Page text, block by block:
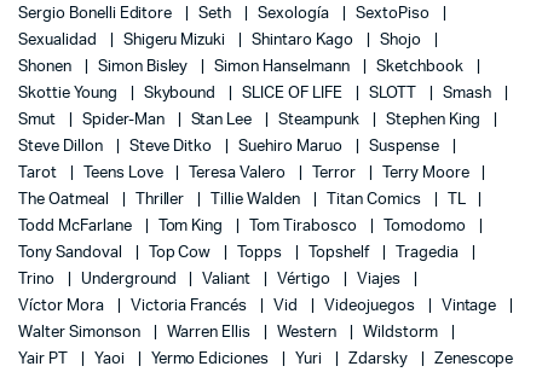
Sergio Bonelli Editore
Seth Sexología
SextoPiso
Sexualidad
Shigeru Mizuki Shintaro Kago
Shojo
Shonen
Simon Bisley Simon Hanselmann
Sketchbook
Skottie Young
Skybound SLICE OF LIFE SLOTT
Smash
Smut
Spider-Man Stan Lee Steampunk
Stephen King
Steve Dillon
Steve Ditko Suehiro Maruo
Suspense
Tarot
Teens Love Teresa Valero Terror
Terry Moore
The Oatmeal
Thriller Tillie Walden Titan Comics
TL
Todd McFarlane
Tom King Tom Tirabosco
Tomodomo
Tony Sandoval
Top Cow Topps Topshelf
Tragedia
Trino
Underground Valiant Vértigo
Viajes
Víctor Mora
Victoria Francés Vid Videojuegos
Vintage
Walter Simonson
Warren Ellis Western
Wildstorm
Yair PT
Yaoi Yermo Ediciones Yuri Zdarsky Zenescope